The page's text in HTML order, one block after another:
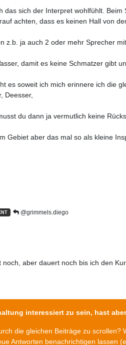
das sich der Interpret wohlfühlt.
achten, dass es keinen Hall von
z.b. ja auch 2 oder mehr Sprecher
damit es keine Schmatzer gibt
es soweit ich mich erinnere ich die
Deesser,
du dann ja vermutlich keine
Gebiet aber das mal so als kleine
@grimmels.diego
noch, aber dauert noch bis ich den
interessiert zu sein, hast
die gleichen Beiträge zu
Antworten benachrichtigen lassen